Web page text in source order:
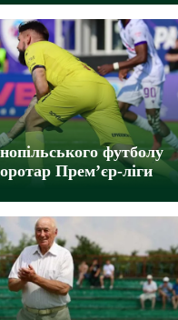
футболу
Прем’єр-ліги